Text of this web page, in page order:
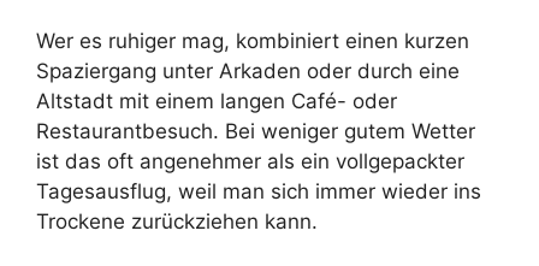
Wer es ruhiger mag, kombiniert einen kurzen
Spaziergang unter Arkaden oder durch eine
Altstadt mit einem langen Café- oder
Restaurantbesuch. Bei weniger gutem Wetter
ist das oft angenehmer als ein vollgepackter
Tagesausflug, weil man sich immer wieder ins
Trockene zurückziehen kann.